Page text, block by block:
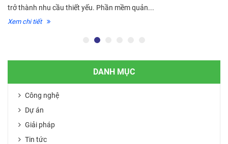
trở thành nhu cầu thiết yếu. Phần mềm quản...
Xem chi tiết
DANH MỤC
Công nghệ
Dự án
Giải pháp
Tin tức